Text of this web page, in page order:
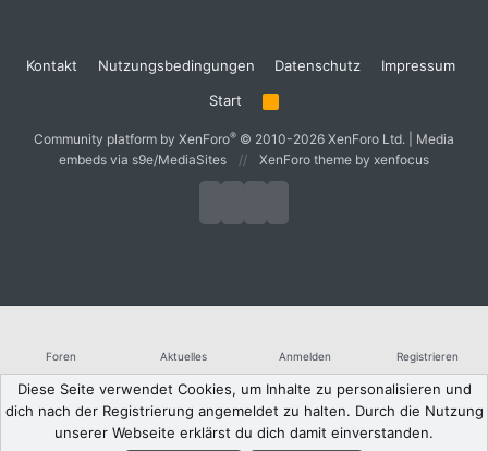
Kontakt Nutzungsbedingungen Datenschutz
Impressum
Start
R
Community platform by XenForo® © 2010-2026 XenForo Ltd.
Media
embeds via s9e/MediaSites
XenForo theme by xenfocus
Foren Aktuelles Anmelden Registrieren
Diese Seite verwendet Cookies, um Inhalte zu personalisieren und
dich nach der Registrierung angemeldet zu halten. Durch die Nutzung
unserer Webseite erklärst du dich damit einverstanden.